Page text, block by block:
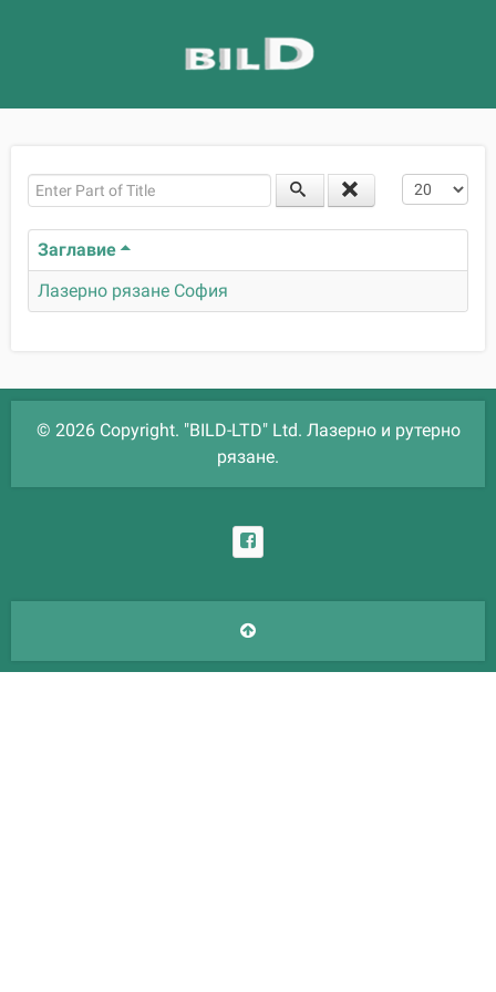
Enter Part of Title Покажи
Заглавие
Лазерно рязане София
© 2026 Copyright. "BILD-LTD" Ltd. Лазерно и рутерно
рязане.